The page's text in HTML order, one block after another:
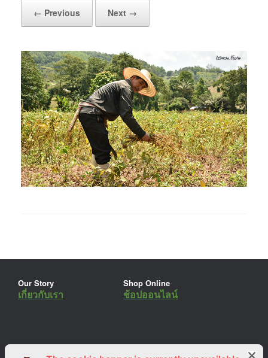
← Previous Next →
Our Story
เกี่ยวกับเรา
Shop Online
ช้อปออนไลน์